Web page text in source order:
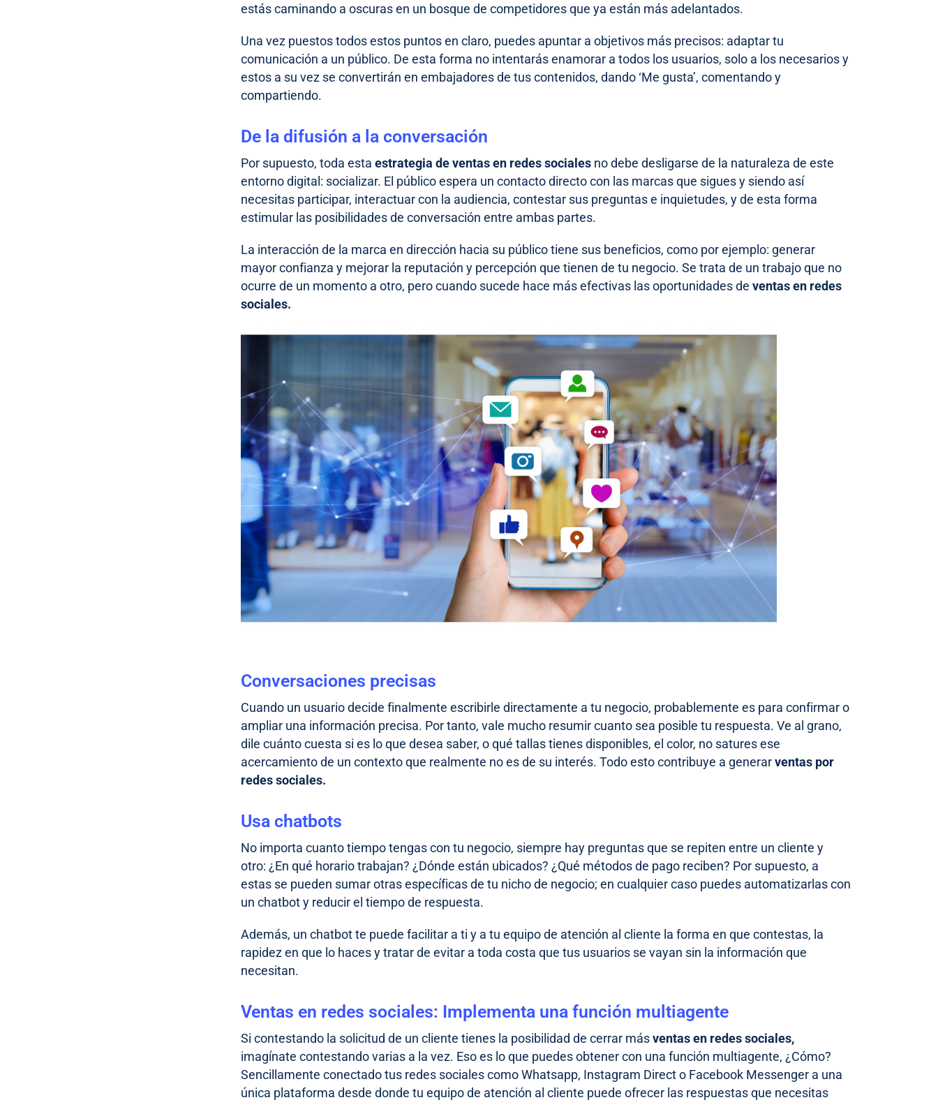
estás caminando a oscuras en un bosque de competidores que ya están más adelantados.
Una vez puestos todos estos puntos en claro, puedes apuntar a objetivos más precisos: adaptar tu
comunicación a un público. De esta forma no intentarás enamorar a todos los usuarios, solo a los necesarios y
estos a su vez se convertirán en embajadores de tus contenidos, dando ‘Me gusta’, comentando y
compartiendo.
De la difusión a la conversación
Por supuesto, toda estaestrategia de ventas en redes sociales no debe desligarse de la naturaleza de este
entorno digital: socializar. El público espera un contacto directo con las marcas que sigues y siendo así
necesitas participar, interactuar con la audiencia, contestar sus preguntas e inquietudes, y de esta forma
estimular las posibilidades de conversación entre ambas partes.
La interacción de la marca en dirección hacia su público tiene sus beneficios, como por ejemplo: generar
mayor confianza y mejorar la reputación y percepción que tienen de tu negocio. Se trata de un trabajo que no
ocurre de un momento a otro, pero cuando sucede hace más efectivas las oportunidades deventas en redes
sociales.
Conversaciones precisas
Cuando un usuario decide finalmente escribirle directamente a tu negocio, probablemente es para confirmar o
ampliar una información precisa. Por tanto, vale mucho resumir cuanto sea posible tu respuesta. Ve al grano,
dile cuánto cuesta si es lo que desea saber, o qué tallas tienes disponibles, el color, no satures ese
acercamiento de un contexto que realmente no es de su interés. Todo esto contribuye a generarventas por
redes sociales.
Usa chatbots
No importa cuanto tiempo tengas con tu negocio, siempre hay preguntas que se repiten entre un cliente y
otro: ¿En qué horario trabajan? ¿Dónde están ubicados? ¿Qué métodos de pago reciben? Por supuesto, a
estas se pueden sumar otras específicas de tu nicho de negocio; en cualquier caso puedes automatizarlas con
un chatbot y reducir el tiempo de respuesta.
Además, un chatbot te puede facilitar a ti y a tu equipo de atención al cliente la forma en que contestas, la
rapidez en que lo haces y tratar de evitar a toda costa que tus usuarios se vayan sin la información que
necesitan.
Ventas en redes sociales: Implementa una función multiagente
Si contestando la solicitud de un cliente tienes la posibilidad de cerrar másventas en redes sociales,
imagínate contestando varias a la vez. Eso es lo que puedes obtener con una función multiagente, ¿Cómo?
Sencillamente conectado tus redes sociales como Whatsapp, Instagram Direct o Facebook Messenger a una
única plataforma desde donde tu equipo de atención al cliente puede ofrecer las respuestas que necesitas